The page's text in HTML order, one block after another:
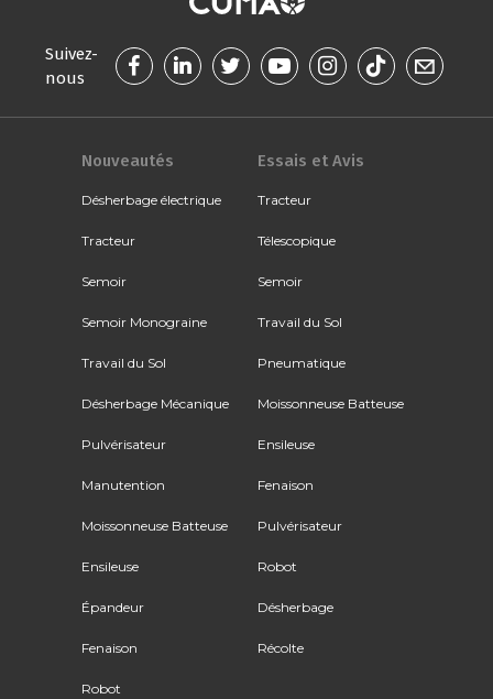
Suivez-
nous
Nouveautés
Désherbage électrique
Tracteur
Semoir
Semoir Monograine
Travail du Sol
Désherbage Mécanique
Pulvérisateur
Manutention
Moissonneuse Batteuse
Ensileuse
Épandeur
Fenaison
Robot
Essais et Avis
Tracteur
Télescopique
Semoir
Travail du Sol
Pneumatique
Moissonneuse Batteuse
Ensileuse
Fenaison
Pulvérisateur
Robot
Désherbage
Récolte